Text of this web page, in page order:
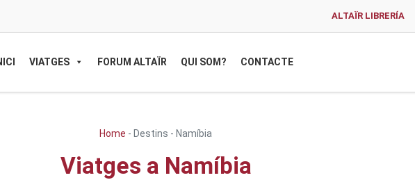
ALTAÏR LIBRERÍA
VIATGES FORUM ALTAÏR QUI SOM? CONTACTE
Home - Destins - Namíbia
Viatges a Namíbia